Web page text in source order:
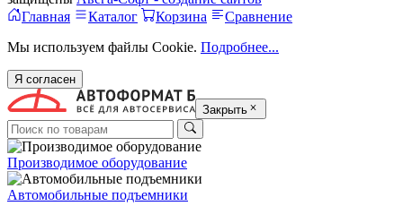
Главная
Каталог Корзина
Сравнение
Мы используем файлы Cookie. Подробнее...
Я согласен
Закрыть
Производимое оборудование
Автомобильные подъемники